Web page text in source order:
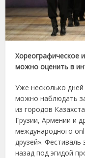
Хореографическое
можно оценить в
Уже несколько
можно наблюдать
из городов
Грузии, Армении и
международного
друзей». Фестиваль
назад под эгидой